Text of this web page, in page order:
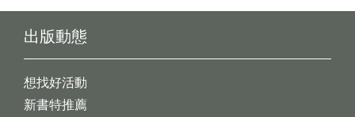
出版動態
想找好活動
新書特推薦